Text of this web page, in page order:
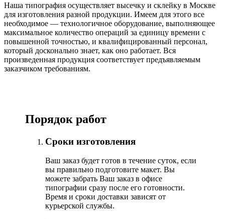
Наша типография осуществляет высечку и склейку в Москве
для изготовления разной продукции. Имеем для этого все
необходимое — технологичное оборудование, выполняющее
максимальное количество операций за единицу времени с
повышенной точностью, и квалифицированный персонал,
который досконально знает, как оно работает. Вся
произведенная продукция соответствует предъявляемым
заказчиком требованиям.
Порядок работ
Сроки изготовления
Ваш заказ будет готов в течение суток, если
вы правильно подготовите макет. Вы
можете забрать Ваш заказ в офисе
типографии сразу после его готовности.
Время и сроки доставки зависят от
курьерской службы.